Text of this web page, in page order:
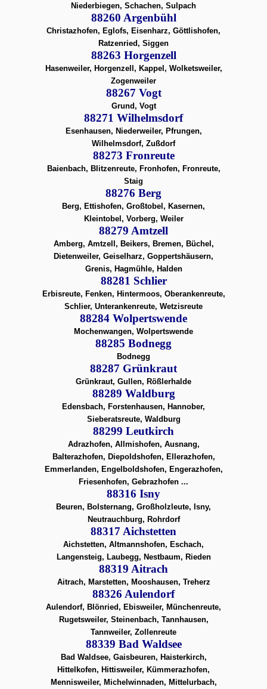
Niederbiegen, Schachen, Sulpach
88260 Argenbühl
Christazhofen, Eglofs, Eisenharz, Göttlishofen,
Ratzenried, Siggen
88263 Horgenzell
Hasenweiler, Horgenzell, Kappel, Wolketsweiler,
Zogenweiler
88267 Vogt
Grund, Vogt
88271 Wilhelmsdorf
Esenhausen, Niederweiler, Pfrungen,
Wilhelmsdorf, Zußdorf
88273 Fronreute
Baienbach, Blitzenreute, Fronhofen, Fronreute,
Staig
88276 Berg
Berg, Ettishofen, Großtobel, Kasernen,
Kleintobel, Vorberg, Weiler
88279 Amtzell
Amberg, Amtzell, Beikers, Bremen, Büchel,
Dietenweiler, Geiselharz, Goppertshäusern,
Grenis, Hagmühle, Halden
88281 Schlier
Erbisreute, Fenken, Hintermoos, Oberankenreute,
Schlier, Unterankenreute, Wetzisreute
88284 Wolpertswende
Mochenwangen, Wolpertswende
88285 Bodnegg
Bodnegg
88287 Grünkraut
Grünkraut, Gullen, Rößlerhalde
88289 Waldburg
Edensbach, Forstenhausen, Hannober,
Sieberatsreute, Waldburg
88299 Leutkirch
Adrazhofen, Allmishofen, Ausnang,
Balterazhofen, Diepoldshofen, Ellerazhofen,
Emmerlanden, Engelboldshofen, Engerazhofen,
Friesenhofen, Gebrazhofen ...
88316 Isny
Beuren, Bolsternang, Großholzleute, Isny,
Neutrauchburg, Rohrdorf
88317 Aichstetten
Aichstetten, Altmannshofen, Eschach,
Langensteig, Laubegg, Nestbaum, Rieden
88319 Aitrach
Aitrach, Marstetten, Mooshausen, Treherz
88326 Aulendorf
Aulendorf, Blönried, Ebisweiler, Münchenreute,
Rugetsweiler, Steinenbach, Tannhausen,
Tannweiler, Zollenreute
88339 Bad Waldsee
Bad Waldsee, Gaisbeuren, Haisterkirch,
Hittelkofen, Hittisweiler, Kümmerazhofen,
Mennisweiler, Michelwinnaden, Mittelurbach,